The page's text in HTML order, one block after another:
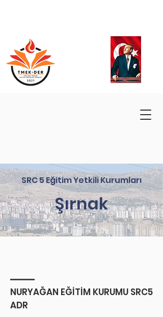
SRC 5 Eğitim Yetkili Kurumları
Şırnak
NURYAĞAN EĞİTİM KURUMU SRC5
ADR